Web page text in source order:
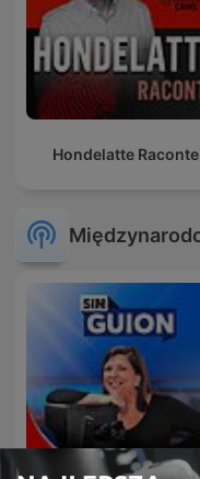
Hondelatte Raconte